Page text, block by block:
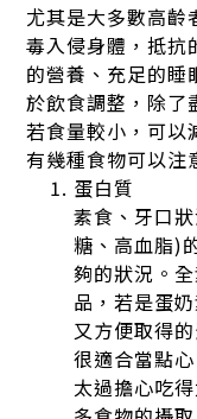
尤其是大多數高齡
毒入侵身體，抵抗
的營養、充足的睡
於飲食調整，除了
若食量較小，可以
有幾種食物可以注
蛋白質
素食、牙口
糖、高血脂)
夠的狀況。
品，若是蛋
又方便取得
很適合當點
太過擔心吃